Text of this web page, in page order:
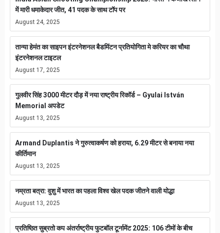
में मारी धमाकेदार जीत, 41 पदक के साथ टॉप पर
August 24, 2025
तान्या हेमंत का साइपन इंटरनेशनल बैडमिंटन प्रतियोगिता मे करियर का चौथा
इंटरनेशनल टाइटल
August 17, 2025
गुलवीर सिंह 3000 मीटर दौड़ में नया राष्ट्रीय रिकॉर्ड – Gyulai István
Memorial अपडेट
August 13, 2025
Armand Duplantis ने गुरुत्वाकर्षण को हराया, 6.29 मीटर से बनाया नया
कीर्तिमान
August 13, 2025
नम्रता बत्रा: वुशु में भारत का पहला विश्व खेल पदक जीतने वाली योद्धा
August 13, 2025
प्रतिष्ठित सुब्रतो कप अंतर्राष्ट्रीय फुटबॉल टूर्नामेंट 2025: 106 टीमों के बीच